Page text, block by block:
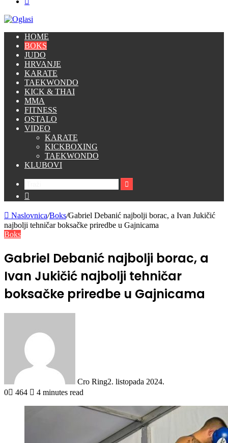
HOME
BOKS
JUDO
HRVANJE
KARATE
TAEKWONDO
KICK & THAI
MMA
FITNESS
OSTALO
VIDEO
KARATE
KICKBOXING
TAEKWONDO
KLUBOVI
Traži
skin
Naslovnica/Boks/Gabriel Debanić najbolji borac, a Ivan Jukičić
najbolji tehničar boksačke priredbe u Gajnicama
Boks
Gabriel Debanić najbolji borac, a
Ivan Jukičić najbolji tehničar
boksačke priredbe u Gajnicama
Cro Ring2. listopada 2024.
0
464 4 minutes read